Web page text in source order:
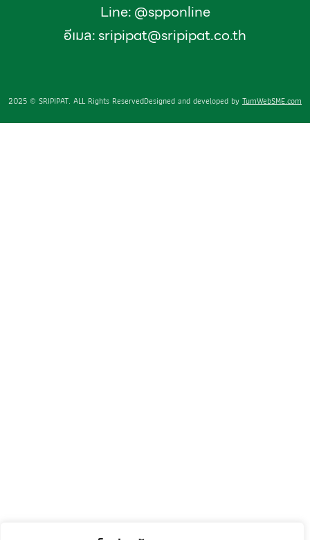
Line: @spponline
อีเมล:sripipat@sripipat.co.th
2025 © SRIPIPAT. ALL Rights ReservedDesigned and developed by TumWebSME.com